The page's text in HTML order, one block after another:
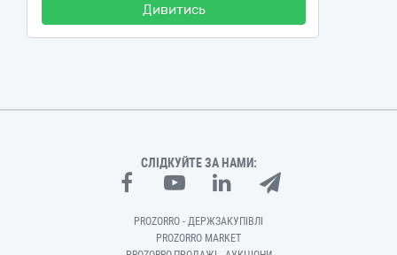
Дивитись
СЛІДКУЙТЕ ЗА НАМИ:
PROZORRO - ДЕРЖЗАКУПІВЛІ
PROZORRO MARKET